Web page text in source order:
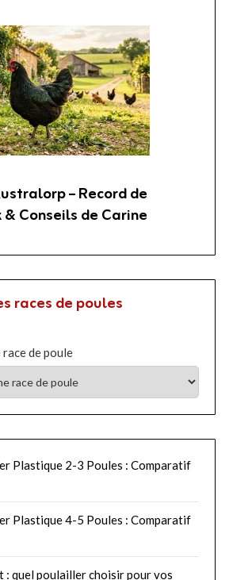
– Record de
Conseils de Carine
races de poules
de poule
Plastique 2-3 Poules : Comparatif
Plastique 4-5 Poules : Comparatif
: quel poulailler choisir pour vos